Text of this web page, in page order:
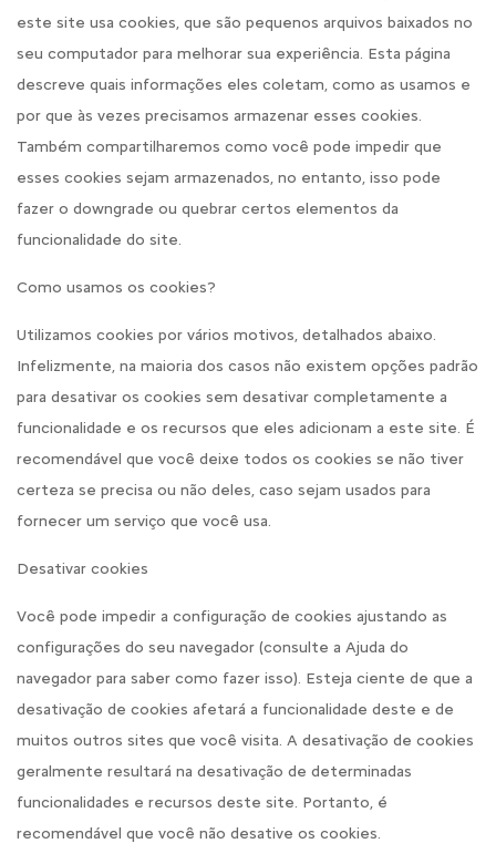
este site usa cookies, que são pequenos arquivos baixados no
seu computador para melhorar sua experiência. Esta página
descreve quais informações eles coletam, como as usamos e
por que às vezes precisamos armazenar esses cookies.
Também compartilharemos como você pode impedir que
esses cookies sejam armazenados, no entanto, isso pode
fazer o downgrade ou quebrar certos elementos da
funcionalidade do site.
Como usamos os cookies?
Utilizamos cookies por vários motivos, detalhados abaixo.
Infelizmente, na maioria dos casos não existem opções padrão
para desativar os cookies sem desativar completamente a
funcionalidade e os recursos que eles adicionam a este site. É
recomendável que você deixe todos os cookies se não tiver
certeza se precisa ou não deles, caso sejam usados para
fornecer um serviço que você usa.
Desativar cookies
Você pode impedir a configuração de cookies ajustando as
configurações do seu navegador (consulte a Ajuda do
navegador para saber como fazer isso). Esteja ciente de que a
desativação de cookies afetará a funcionalidade deste e de
muitos outros sites que você visita. A desativação de cookies
geralmente resultará na desativação de determinadas
funcionalidades e recursos deste site. Portanto, é
recomendável que você não desative os cookies.